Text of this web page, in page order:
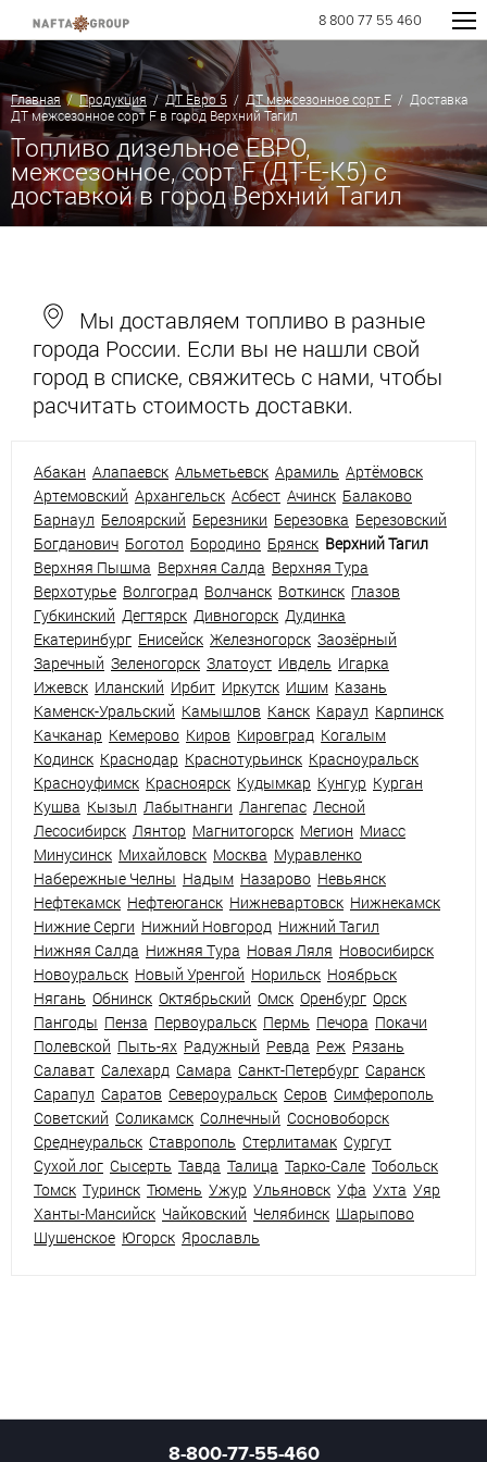
8 800 77 55 460
Главная/Продукция/ДТ Евро 5 / ДТ межсезонное сорт F / Доставка
ДТ межсезонное сорт F в город Верхний Тагил
Топливо дизельное ЕВРО,
межсезонное, сорт F (ДТ-Е-К5) с
доставкой в город Верхний Тагил
Мы доставляем топливо в разные
города России. Если вы не нашли свой
город в списке, свяжитесь с нами, чтобы
расчитать стоимость доставки.
Абакан Алапаевск Альметьевск Арамиль Артёмовск
Артемовский Архангельск Асбест Ачинск Балаково
Барнаул Белоярский Березники Березовка Березовский
Богданович Боготол Бородино Брянск Верхний Тагил
Верхняя Пышма Верхняя Салда Верхняя Тура
Верхотурье Волгоград Волчанск Воткинск Глазов
Губкинский Дегтярск Дивногорск Дудинка
Екатеринбург Енисейск Железногорск Заозёрный
Заречный Зеленогорск Златоуст Ивдель Игарка
Ижевск Иланский Ирбит Иркутск Ишим Казань
Каменск-Уральский Камышлов Канск Караул Карпинск
Качканар Кемерово Киров Кировград Когалым
Кодинск Краснодар Краснотурьинск Красноуральск
Красноуфимск Красноярск Кудымкар Кунгур Курган
Кушва Кызыл Лабытнанги Лангепас Лесной
Лесосибирск Лянтор Магнитогорск Мегион Миасс
Минусинск Михайловск Москва Муравленко
Набережные Челны Надым Назарово Невьянск
Нефтекамск Нефтеюганск Нижневартовск Нижнекамск
Нижние Серги Нижний Новгород Нижний Тагил
Нижняя Салда Нижняя Тура Новая Ляля Новосибирск
Новоуральск Новый Уренгой Норильск Ноябрьск
Нягань Обнинск Октябрьский Омск Оренбург Орск
Пангоды Пенза Первоуральск Пермь Печора Покачи
Полевской Пыть-ях Радужный Ревда Реж Рязань
Салават Салехард Самара Санкт-Петербург Саранск
Сарапул Саратов Североуральск Серов Симферополь
Советский Соликамск Солнечный Сосновоборск
Среднеуральск Ставрополь Стерлитамак Сургут
Сухой лог Сысерть Тавда Талица Тарко-Сале Тобольск
Томск Туринск Тюмень Ужур Ульяновск Уфа Ухта Уяр
Ханты-Мансийск Чайковский Челябинск Шарыпово
Шушенское Югорск Ярославль
8-800-77-55-460